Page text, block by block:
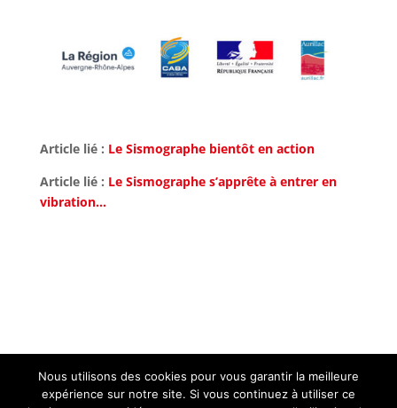
Article lié : Le Sismographe bientôt en action
Article lié : Le Sismographe s’apprête à entrer en
vibration…
Contact :administration@aurillac.fr|Mentions
Nous utilisons des cookies pour vous garantir la meilleure
expérience sur notre site. Si vous continuez à utiliser ce